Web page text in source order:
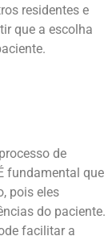
residentes e
que a escolha
de
fundamental que
pois eles
do paciente.
facilitar a